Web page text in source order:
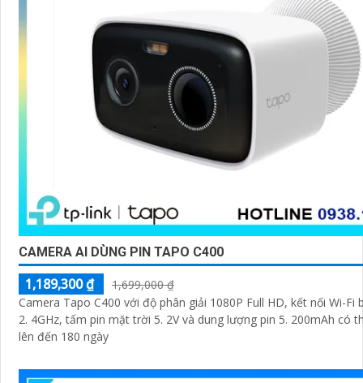
CAMERA AI DÙNG PIN TAPO C400
1,189,300 ₫
1,699,000 ₫
Camera Tapo C400 với độ phân giải 1080P Full HD, kết nối Wi-Fi
2. 4GHz, tấm pin mặt trời 5. 2V và dung lượng pin 5. 200mAh có
lên đến 180 ngày